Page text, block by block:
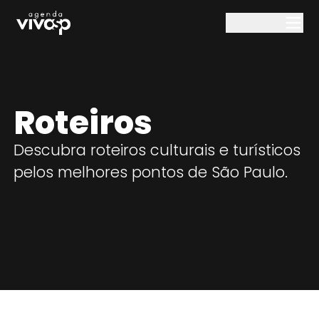
Roteiros
Descubra roteiros culturais e turísticos
pelos melhores pontos de São Paulo.